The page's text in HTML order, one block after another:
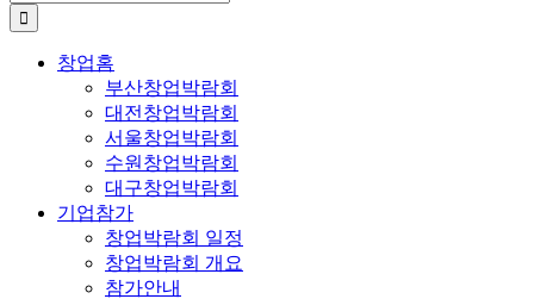
색:
창업홈
부산창업박람회
대전창업박람회
서울창업박람회
수원창업박람회
대구창업박람회
기업참가
창업박람회 일정
창업박람회 개요
참가안내